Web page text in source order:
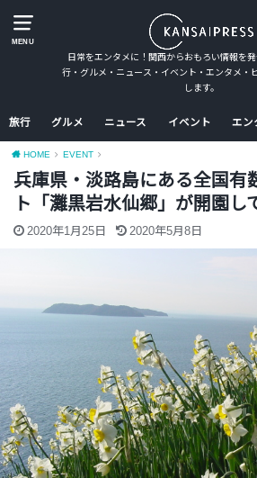
MENU
日常をエンタメに！関西からおもろい情報を
行・グルメ・ニュース・イベント・エンタメ・
します。
旅行 グルメ ニュース イベント エン
HOME EVENT
兵庫県・淡路島にある全国有
ト「灘黒岩水仙郷」が開園し
2020年1月25日 2020年5月8日